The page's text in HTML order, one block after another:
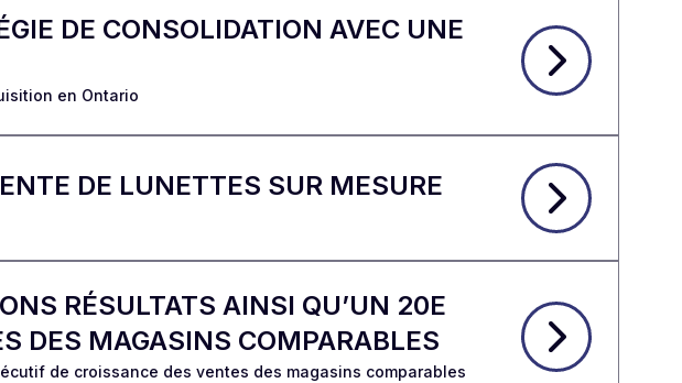
DE CONSOLIDATION AVEC UNE
en Ontario
DE LUNETTES SUR MESURE
RÉSULTATS AINSI QU’UN 20E
DES MAGASINS COMPARABLES
de croissance des ventes des magasins comparables